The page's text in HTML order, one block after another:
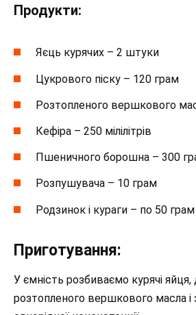
Продукти:
Яєць курячих – 2 штуки
Цукрового піску – 120 грам
Розтопленого вершкового
Кефіра – 250 мілілітрів
Пшеничного борошна – 300
Розпушувача – 10 грам
Родзинок і кураги – по 50 грам
Приготування:
У ємність розбиваємо курячі
розтопленого вершкового масла